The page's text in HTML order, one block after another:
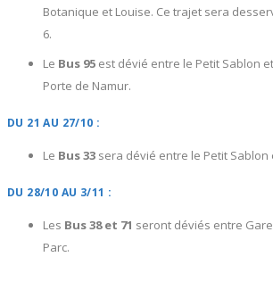
Botanique et Louise. Ce trajet sera
6.
Le Bus 95 est dévié entre le Petit Sablon
Porte de Namur.
DU 21 AU 27/10 :
Le Bus 33 sera dévié entre le Petit Sablon
DU 28/10 AU 3/11 :
Les Bus 38 et 71 seront déviés entre
Parc.